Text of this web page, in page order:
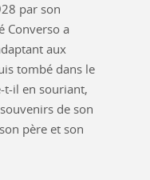
par son
Converso a
aux
tombé dans le
t-il en souriant,
de son
père et son